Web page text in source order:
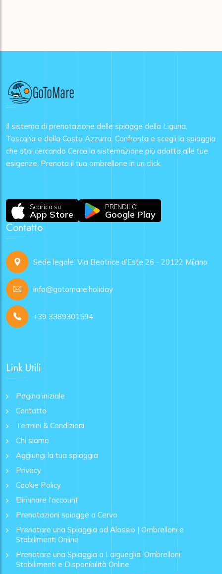
Il sistema di prenotazione delle spiagge della Liguria,
Toscana e della Costa Azzurra. Confronta e scegli la spiaggia
che stai cercando Cerca la sistemazione più adatta alle tue
esigenze. Prenota il tuo ombrellone in un click.
Scarica su
App Store
PRENDILO
Google Play
Contatto
Sede legale: Via Beatrice d'Este 26 - 20122 Milano
info@gotomare.holiday
+39 3389301594
Link Utili
Pagina iniziale
Contatto
Termini & Condizioni
Chi siamo
Aggiungi la tua spiaggia
Privacy
Cookie Policy
Eliminare l'account
Prenotazioni spiagge a Cervo
Prenotare una Spiaggia ad Alassio | Ombrelloni e
Stabilimenti Online
Prenotare una Spiaggia a Laigueglia: Ombrelloni,
Stabilimenti e Disponibilità Online